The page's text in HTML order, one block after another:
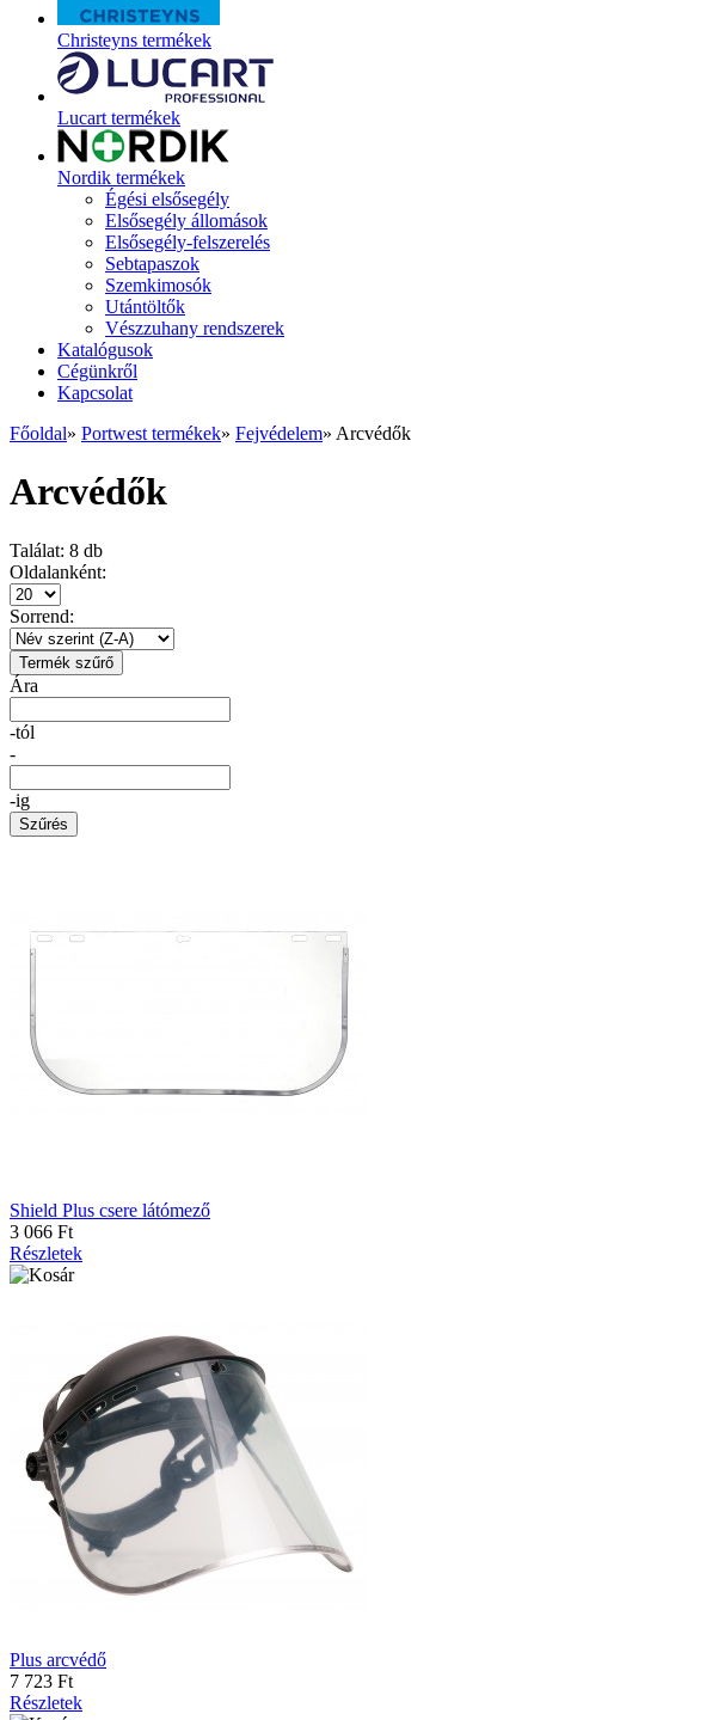
Christeyns termékek
Lucart termékek
Nordik termékek
Égési elsősegély
Elsősegély állomások
Elsősegély-felszerelés
Sebtapaszok
Szemkimosók
Utántöltők
Vészzuhany rendszerek
Katalógusok
Cégünkről
Kapcsolat
Főoldal» Portwest termékek» Fejvédelem» Arcvédők
Arcvédők
Találat: 8 db
Oldalanként:
Sorrend:
Termék szűrő
Ára
-tól
-
-ig
Shield Plus csere látómező
3 066 Ft
Részletek
Plus arcvédő
7 723 Ft
Részletek